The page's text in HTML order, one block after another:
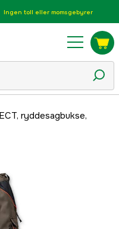
Ingen toll eller momsgebyrer
ryddesagbukse,